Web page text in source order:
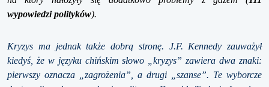
wypowiedzi polityków).
Kryzys ma jednak także dobrą stronę. J.F. Kennedy zauważył
kiedyś, że w języku chińskim słowo „kryzys” zawiera dwa znaki:
pierwszy oznacza „zagrożenia”, a drugi „szanse”. Te wyborcze